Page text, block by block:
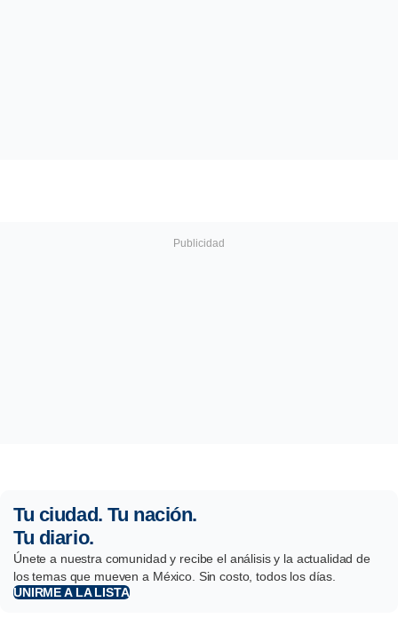
Tu ciudad. Tu nación.
Tu diario.
Únete a nuestra comunidad y recibe el análisis y la actualidad de
los temas que mueven a México. Sin costo, todos los días.
UNIRME A LA LISTA